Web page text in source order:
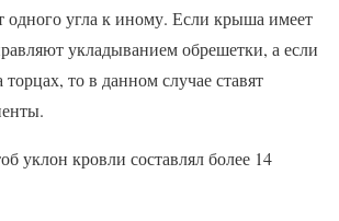
одного угла к иному. Если крыша имеет
укладыванием обрешетки, а если
то в данном случае ставят
уклон кровли составлял более 14